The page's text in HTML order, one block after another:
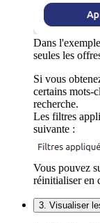
Dans
seules les
Si vous
certains mots-
recherche.
Les filtres
suivante :
Vous pouvez
réinitialiser en
3. Visualiser